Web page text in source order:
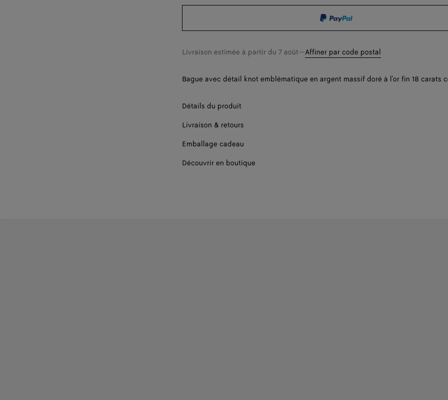
15
Livraison estimée à partir du 7 août—Affiner par code postal
Bague avec détail knot emblématique en argent massif doré à l'or fin 18 carats
Détails du produit
Livraison & retours
Emballage cadeau
Découvrir en boutique